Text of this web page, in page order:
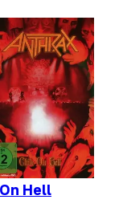
Hell